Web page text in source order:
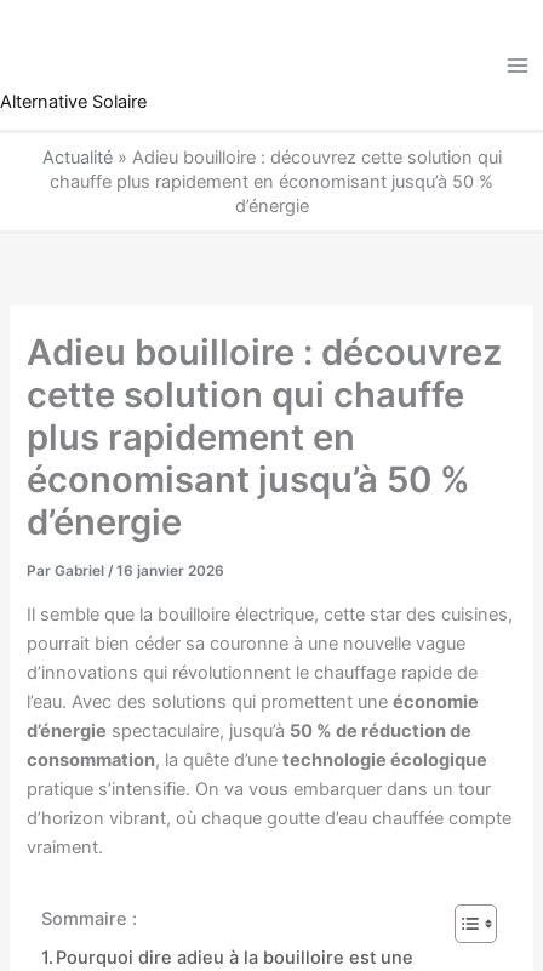
Alternative Solaire
Actualité» Adieu bouilloire : découvrez cette solution qui
chauffe plus rapidement en économisant jusqu’à 50 %
d’énergie
Adieu bouilloire : découvrez
cette solution qui chauffe
plus rapidement en
économisant jusqu’à 50 %
d’énergie
ParGabriel/16 janvier 2026
Il semble que la bouilloire électrique, cette star des cuisines,
pourrait bien céder sa couronne à une nouvelle vague
d’innovations qui révolutionnent le chauffage rapide de
l’eau. Avec des solutions qui promettent uneéconomie
d’énergie spectaculaire, jusqu’à 50 % de réduction de
consommation, la quête d’unetechnologie écologique
pratique s’intensifie. On va vous embarquer dans un tour
d’horizon vibrant, où chaque goutte d’eau chauffée compte
vraiment.
Sommaire :
Pourquoi dire adieu à la bouilloire est une